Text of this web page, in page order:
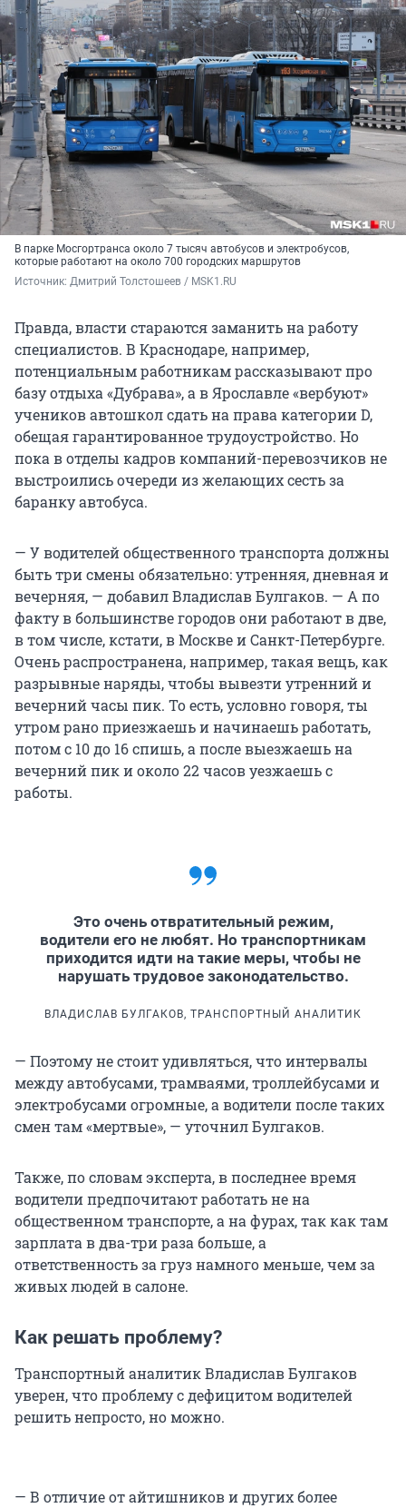
В парке Мосгортранса около 7 тысяч автобусов и электробусов,
которые работают на около 700 городских маршрутов
Источник: Дмитрий Толстошеев / MSK1.RU
Правда, власти стараются заманить на работу
специалистов. В Краснодаре, например,
потенциальным работникам рассказывают про
базу отдыха «Дубрава», а в Ярославле «вербуют»
учеников автошкол сдать на права категории D,
обещая гарантированное трудоустройство. Но
пока в отделы кадров компаний-перевозчиков не
выстроились очереди из желающих сесть за
баранку автобуса.
— У водителей общественного транспорта должны
быть три смены обязательно: утренняя, дневная и
вечерняя, — добавил Владислав Булгаков. — А по
факту в большинстве городов они работают в две,
в том числе, кстати, в Москве и Санкт-Петербурге.
Очень распространена, например, такая вещь, как
разрывные наряды, чтобы вывезти утренний и
вечерний часы пик. То есть, условно говоря, ты
утром рано приезжаешь и начинаешь работать,
потом с 10 до 16 спишь, а после выезжаешь на
вечерний пик и около 22 часов уезжаешь с
работы.
Это очень отвратительный режим,
водители его не любят. Но транспортникам
приходится идти на такие меры, чтобы не
нарушать трудовое законодательство.
ВЛАДИСЛАВ БУЛГАКОВ, ТРАНСПОРТНЫЙ АНАЛИТИК
— Поэтому не стоит удивляться, что интервалы
между автобусами, трамваями, троллейбусами и
электробусами огромные, а водители после таких
смен там «мертвые», — уточнил Булгаков.
Также, по словам эксперта, в последнее время
водители предпочитают работать не на
общественном транспорте, а на фурах, так как там
зарплата в два-три раза больше, а
ответственность за груз намного меньше, чем за
живых людей в салоне.
Как решать проблему?
Транспортный аналитик Владислав Булгаков
уверен, что проблему с дефицитом водителей
решить непросто, но можно.
— В отличие от айтишников и других более